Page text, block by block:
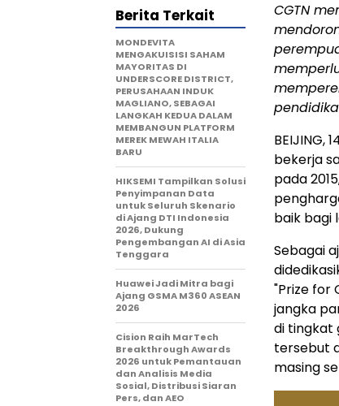
CGTN
BEIJING,
bekerja
pada
baik bagi
Sebagai
"Prize for
jangka
di tingkat
tersebut
masing
Berita Terkait
MONDEVITA
MENGAKUISISI SAHAM
MAYORITAS DI
UNDERSCORE DISTRICT,
PERUSAHAAN INDUK
MAGLIANO, SEBAGAI
LANGKAH KEDUA DALAM
MEMBANGUN PLATFORM
MEREK MEWAH ITALIA
BARU
HIKSEMI Tampilkan Solusi
Penyimpanan Data
untuk Seluruh Skenario
di Ajang DTI Indonesia
2026, Dukung
Pengembangan AI di Asia
Tenggara
Huawei Jadi Mitra bagi
Ajang GSMA M360 ASEAN
2026
Cision Raih MarTech
Breakthrough Awards
2026 untuk Pemantauan
dan Analisis Media
Sosial, Distribusi Siaran
Pers, dan AEO